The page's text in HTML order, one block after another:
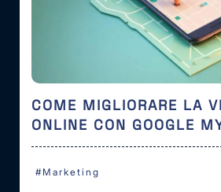
COME MIGLIORARE LA
ONLINE CON GOOGLE
#Marketing